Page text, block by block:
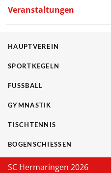
Veranstaltungen
HAUPTVEREIN
SPORTKEGELN
FUSSBALL
GYMNASTIK
TISCHTENNIS
BOGENSCHIESSEN
SC Hermaringen 2026